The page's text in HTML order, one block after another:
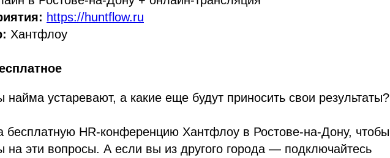
https://huntflow.ru
Хантфлоу
найма устаревают, а какие еще будут приносить свои результаты?
бесплатную HR-конференцию Хантфлоу в Ростове-на-Дону, чтобы
на эти вопросы. А если вы из другого города — подключайтесь